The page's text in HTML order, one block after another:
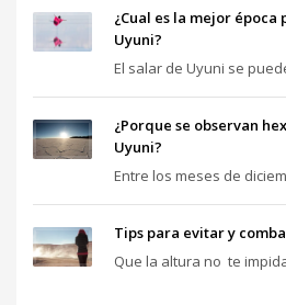
¿Cual es la mejor
Uyuni?
El salar de Uyuni se
¿Porque se observan
Uyuni?
Entre los meses de
Tips para evitar y
Que la altura no te